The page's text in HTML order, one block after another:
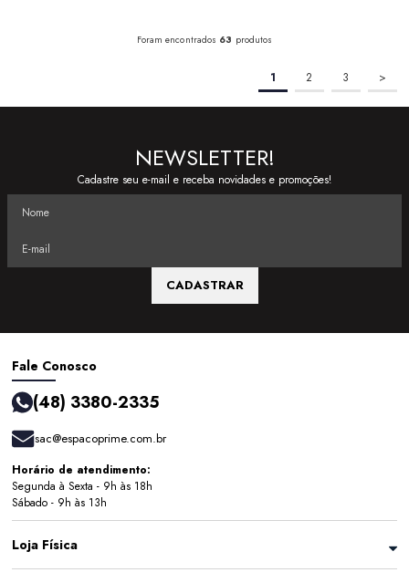
Foram encontrados 63 produtos
1 2 3 >
NEWSLETTER!
Cadastre seu e-mail e receba novidades e promoções!
CADASTRAR
Fale Conosco
(48) 3380-2335
sac@espacoprime.com.br
Horário de atendimento:
Segunda à Sexta - 9h às 18h
Sábado - 9h às 13h
Loja Física